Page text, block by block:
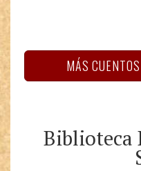
MÁS
Biblioteca